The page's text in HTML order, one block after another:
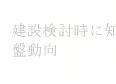
建設検討時に
盤動向